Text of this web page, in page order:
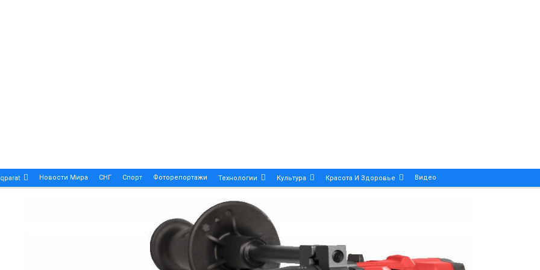
Новости Мира СНГ Спорт Фоторепортажи Технологии Культура Красота И Здоровье Видео
Patek Philippe Calatrava DATE – A True Symbol Of Elegance And Precision